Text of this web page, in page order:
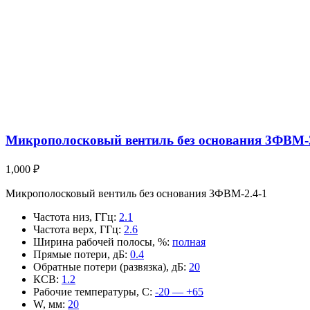
Микрополосковый вентиль без основания 3ФВМ-
1,000 ₽
Микрополосковый вентиль без основания 3ФВМ-2.4-1
Частота низ, ГГц: 2.1
Частота верх, ГГц: 2.6
Ширина рабочей полосы, %: полная
Прямые потери, дБ: 0.4
Обратные потери (развязка), дБ: 20
КСВ: 1.2
Рабочие температуры, С: -20 — +65
W, мм: 20